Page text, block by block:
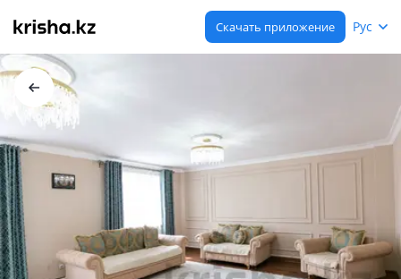
Скачать приложение Рус